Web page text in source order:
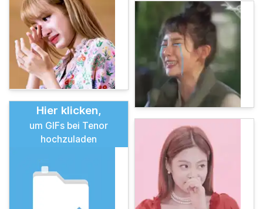
Hier klicken,
um GIFs bei Tenor
hochzuladen